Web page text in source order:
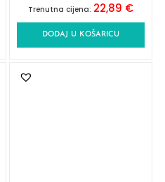
Trenutna cijena: 22,89 €
DODAJ U KOŠARICU